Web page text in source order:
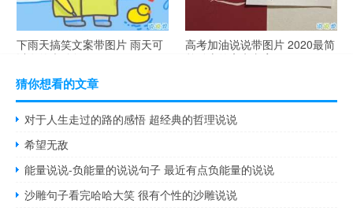
下雨天搞笑文案带图片 雨天可
以发的幽默句子
高考加油说说带图片 2020最简
单励志的高考文案
猜你想看的文章
对于人生走过的路的感悟 超经典的哲理说说
希望无敌
能量说说-负能量的说说句子 最近有点负能量的说说
沙雕句子看完哈哈大笑 很有个性的沙雕说说